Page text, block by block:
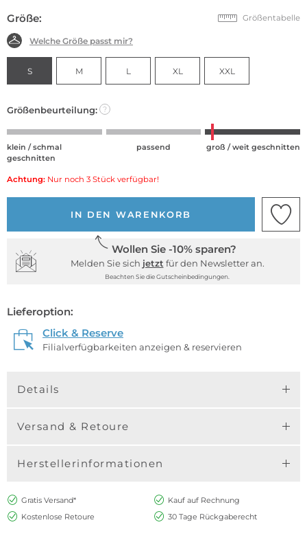
Größe: Größentabelle
Welche Größe passt mir?
S M L XL XXL
Größenbeurteilung: ?
klein / schmal
geschnitten
passend groß / weit geschnitten
Achtung: Nur noch 3 Stück verfügbar!
IN DEN WARENKORB
Wollen Sie -10% sparen?
Melden Sie sich jetzt für den Newsletter an.
Beachten Sie die Gutscheinbedingungen.
Lieferoption:
Click & Reserve
Filialverfügbarkeiten anzeigen & reservieren
Details
Versand & Retoure
Herstellerinformationen
Gratis Versand*
Kauf auf Rechnung
Kostenlose Retoure
30 Tage Rückgaberecht